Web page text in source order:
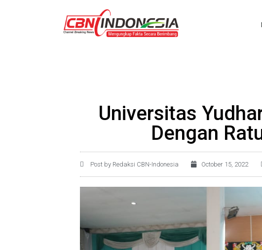
Universitas
Dengan
Post by Redaksi CBN-Indonesia October 15, 2022